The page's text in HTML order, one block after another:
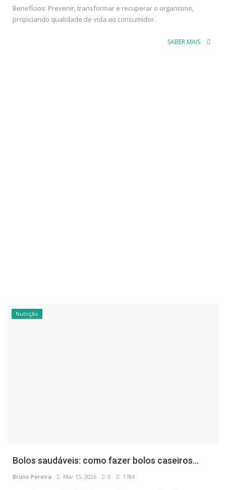
Benefícios: Prevenir, transformar e recuperar o organismo,
propiciando qualidade de vida ao consumidor.
SABER MAIS
Nutrição
Bolos saudáveis: como fazer bolos caseiros...
Bruno Pereira Mar 15, 2026 0 1784